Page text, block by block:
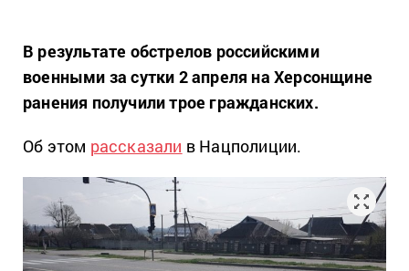
В результате обстрелов российскими
военными за сутки 2 апреля на Херсонщине
ранения получили трое гражданских.
Об этом рассказали в Нацполиции.